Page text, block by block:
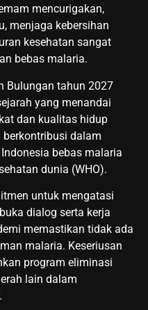
mencurigakan,
menjaga kebersihan
kesehatan sangat
bebas malaria.
Bulungan tahun 2027
yang menandai
dan kualitas hidup
dalam
bebas malaria
dunia (WHO).
untuk mengatasi
dialog serta kerja
memastikan tidak ada
malaria. Keseriusan
program eliminasi
lain dalam